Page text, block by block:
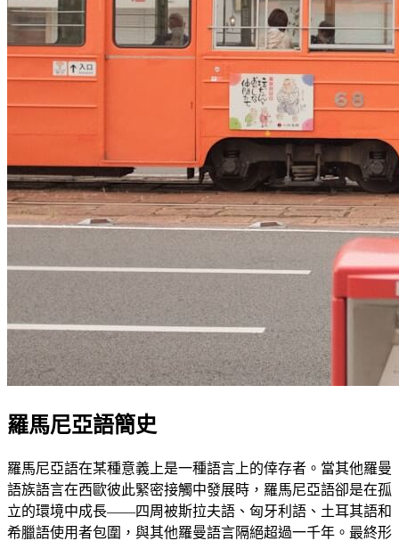
羅馬尼亞語簡史
羅馬尼亞語在某種意義上是一種語言上的倖存者。當其他羅曼
語族語言在西歐彼此緊密接觸中發展時，羅馬尼亞語卻是在孤
立的環境中成長——四周被斯拉夫語、匈牙利語、土耳其語和
希臘語使用者包圍，與其他羅曼語言隔絕超過一千年。最終形